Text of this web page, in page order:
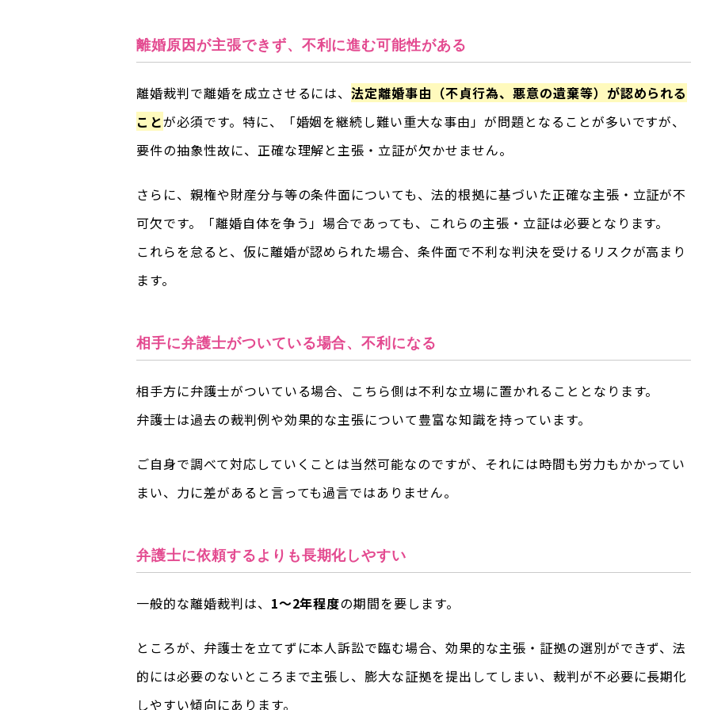
離婚原因が主張できず、不利に進む可能性がある
離婚裁判で離婚を成立させるには、法定離婚事由（不貞行為、悪意の遺棄等）が認められる
ことが必須です。特に、「婚姻を継続し難い重大な事由」が問題となることが多いですが、
要件の抽象性故に、正確な理解と主張・立証が欠かせません。
さらに、親権や財産分与等の条件面についても、法的根拠に基づいた正確な主張・立証が不
可欠です。「離婚自体を争う」場合であっても、これらの主張・立証は必要となります。
これらを怠ると、仮に離婚が認められた場合、条件面で不利な判決を受けるリスクが高まり
ます。
相手に弁護士がついている場合、不利になる
相手方に弁護士がついている場合、こちら側は不利な立場に置かれることとなります。
弁護士は過去の裁判例や効果的な主張について豊富な知識を持っています。
ご自身で調べて対応していくことは当然可能なのですが、それには時間も労力もかかってい
まい、力に差があると言っても過言ではありません。
弁護士に依頼するよりも長期化しやすい
一般的な離婚裁判は、 1～2年程度の期間を要します。
ところが、弁護士を立てずに本人訴訟で臨む場合、効果的な主張・証拠の選別ができず、法
的には必要のないところまで主張し、膨大な証拠を提出してしまい、裁判が不必要に長期化
しやすい傾向にあります。